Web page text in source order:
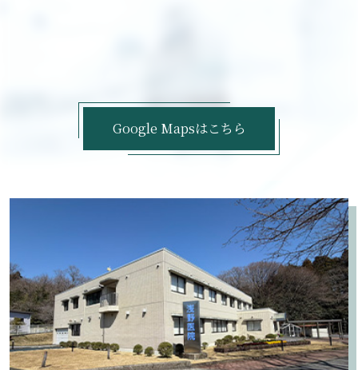
Google Mapsはこちら